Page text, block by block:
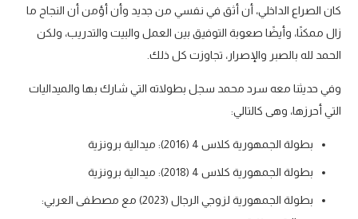
كان الصراع الداخلي، أن أثق في نفسي من جديد وأن أؤمن أن النجاح ما
زال ممكنًا، وأيضًا صعوبة التوفيق بين العمل والبيت والتدريب، ولكن
الحمد لله بالصبر والإصرار، تجاوزت كل ذلك.
وفي حديثنا معه سرد محمد سجل بطولاته التي شارك بها والميداليات
التي أحرزها، وهى كالتالي:
بطولة الجمهورية كلاس 4 (2016): ميدالية برونزية
بطولة الجمهورية كلاس 4 (2018): ميدالية برونزية
بطولة الجمهورية لزوجي الرجال (2023) مع مصطفى العربي: